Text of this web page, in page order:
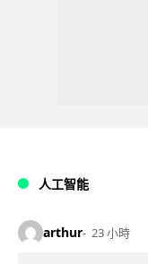
人工智能
arthur 23 小時